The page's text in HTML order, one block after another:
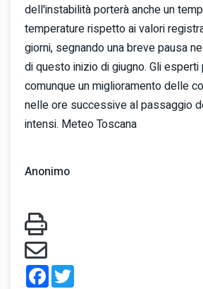
dell'instabilità porterà anche un
temperature rispetto ai valori
giorni, segnando una breve pausa
di questo inizio di giugno. Gli
comunque un miglioramento delle
nelle ore successive al passaggio
intensi. Meteo Toscana
Anonimo
Facebook